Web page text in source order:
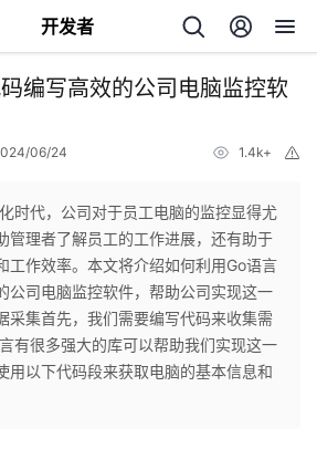
开发者
编写高效的公司电脑监控软
06/24 1.4k+
时代，公司对于员工电脑的监控显得尤
管理者了解员工的工作进展，还有助于
工作效率。本文将介绍如何利用Go语言
公司电脑监控软件，帮助公司实现这一
采集首先，我们需要编写代码来收集需
有很多强大的库可以帮助我们实现这一
用以下代码段来获取电脑的基本信息和